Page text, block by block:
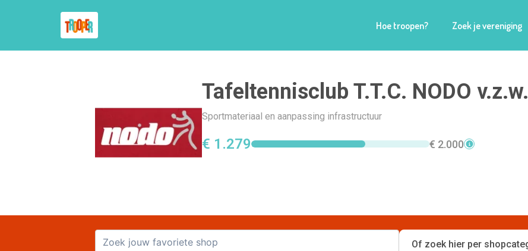
Hoe troopen? Zoek je vereniging
Tafeltennisclub T.T.C. NODO v.z.w.
Sportmateriaal en aanpassing infrastructuur
€ 1.279 € 2.000